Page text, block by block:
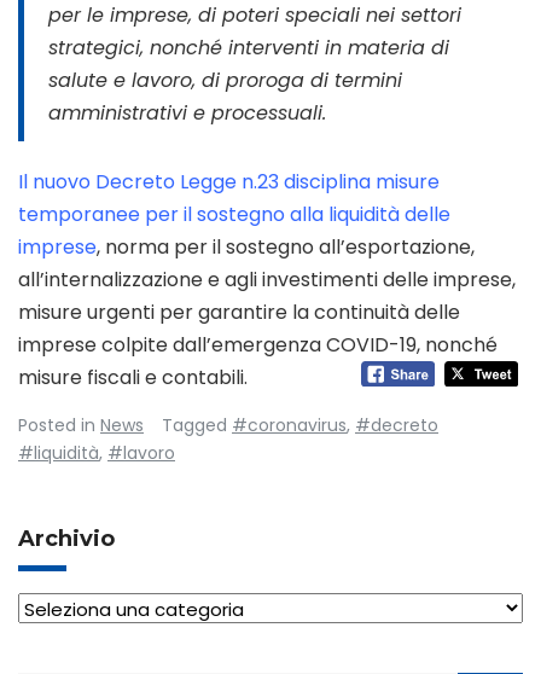
per le imprese, di poteri speciali nei settori
strategici, nonché interventi in materia di
salute e lavoro, di proroga di termini
amministrativi e processuali.
Il nuovo Decreto Legge n.23 disciplina misure
temporanee per il sostegno alla liquidità delle
imprese, norma per il sostegno all’esportazione,
all’internalizzazione e agli investimenti delle imprese,
misure urgenti per garantire la continuità delle
imprese colpite dall’emergenza COVID-19, nonché
misure fiscali e contabili.
Posted in News Tagged #coronavirus, #decreto
#liquidità, #lavoro
Archivio
Archivio